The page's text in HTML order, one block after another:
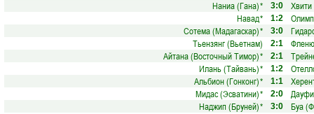
Наниа (Гана)* 3:0
Навад* 1:2
Сотема (Мадагаскар)* 3:0
Тьензян­г (Вьетнам)
2:1
Айтана (Восточный Тимор)* 2:1
Илань (Тайвань)* 1:2
Альбион (Гонконг)* 1:1
Мидас (Эсватини)* 2:0
Наджип (Бруней)* 3:0
Буа